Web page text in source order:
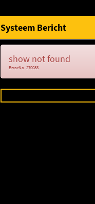
Systeem Bericht
show not found
ErrorNo. 270083